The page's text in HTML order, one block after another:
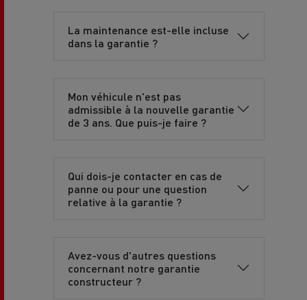
La maintenance est-elle incluse
dans la garantie ?
Mon véhicule n'est pas
admissible à la nouvelle garantie
de 3 ans. Que puis-je faire ?
Qui dois-je contacter en cas de
panne ou pour une question
relative à la garantie ?
Avez-vous d'autres questions
concernant notre garantie
constructeur ?